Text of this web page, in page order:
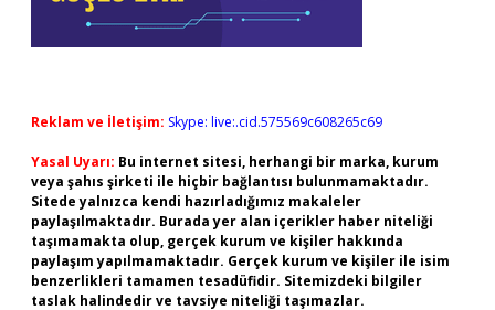
Reklam ve İletişim: Skype: live:.cid.575569c608265c69
Yasal Uyarı: Bu internet sitesi, herhangi bir marka, kurum
veya şahıs şirketi ile hiçbir bağlantısı bulunmamaktadır.
Sitede yalnızca kendi hazırladığımız makaleler
paylaşılmaktadır. Burada yer alan içerikler haber niteliği
taşımamakta olup, gerçek kurum ve kişiler hakkında
paylaşım yapılmamaktadır. Gerçek kurum ve kişiler ile isim
benzerlikleri tamamen tesadüfidir. Sitemizdeki bilgiler
taslak halindedir ve tavsiye niteliği taşımazlar.